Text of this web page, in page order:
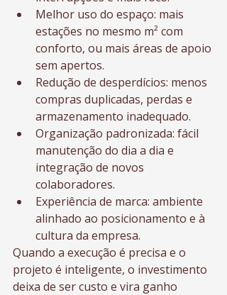
Melhor uso do espaço: mais
estações no mesmo m² com
conforto, ou mais áreas de apoio
sem apertos.
Redução de desperdícios: menos
compras duplicadas, perdas e
armazenamento inadequado.
Organização padronizada: fácil
manutenção do dia a dia e
integração de novos
colaboradores.
Experiência de marca: ambiente
alinhado ao posicionamento e à
cultura da empresa.
Quando a execução é precisa e o
projeto é inteligente, o investimento
deixa de ser custo e vira ganho